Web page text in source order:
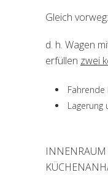
Gleich
d. h. Wagen
erfüllen zwei
Fahrende
Lagerung
INNENRAUM